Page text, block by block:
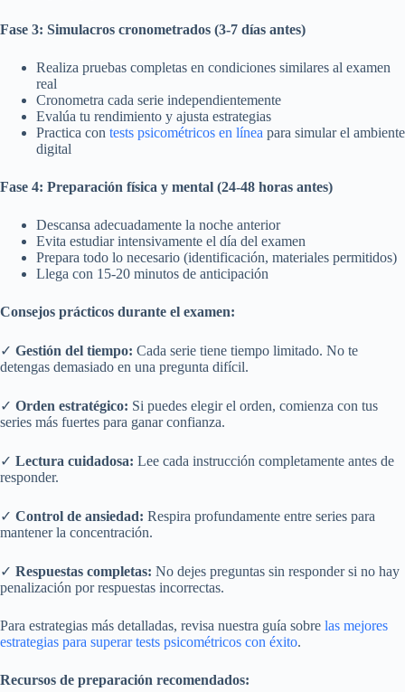
Fase 3: Simulacros cronometrados (3-7 días antes)
Realiza pruebas completas en condiciones similares al examen
real
Cronometra cada serie independientemente
Evalúa tu rendimiento y ajusta estrategias
Practica con tests psicométricos en línea para simular el ambiente
digital
Fase 4: Preparación física y mental (24-48 horas antes)
Descansa adecuadamente la noche anterior
Evita estudiar intensivamente el día del examen
Prepara todo lo necesario (identificación, materiales permitidos)
Llega con 15-20 minutos de anticipación
Consejos prácticos durante el examen:
✓ Gestión del tiempo: Cada serie tiene tiempo limitado. No te
detengas demasiado en una pregunta difícil.
✓ Orden estratégico: Si puedes elegir el orden, comienza con tus
series más fuertes para ganar confianza.
✓ Lectura cuidadosa: Lee cada instrucción completamente antes de
responder.
✓ Control de ansiedad: Respira profundamente entre series para
mantener la concentración.
✓ Respuestas completas: No dejes preguntas sin responder si no hay
penalización por respuestas incorrectas.
Para estrategias más detalladas, revisa nuestra guía sobre las mejores
estrategias para superar tests psicométricos con éxito.
Recursos de preparación recomendados: